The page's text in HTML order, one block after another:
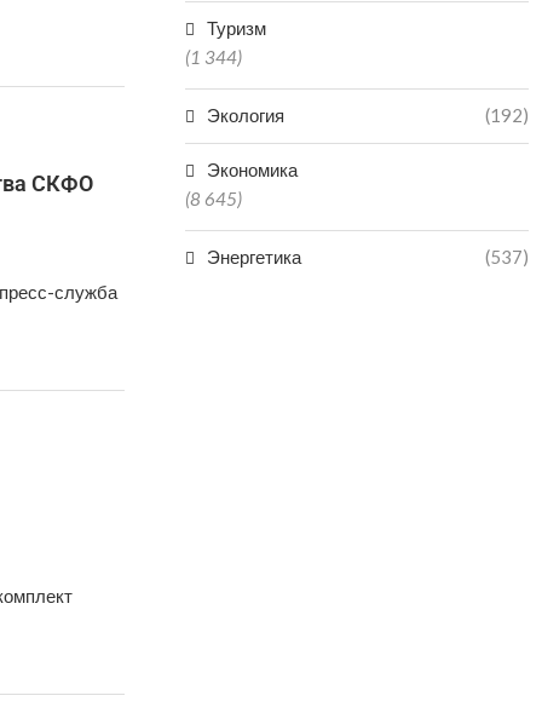
СКФО
служба
Туризм
(1 344)
Экология (192)
Экономика
(8 645)
Энергетика (537)